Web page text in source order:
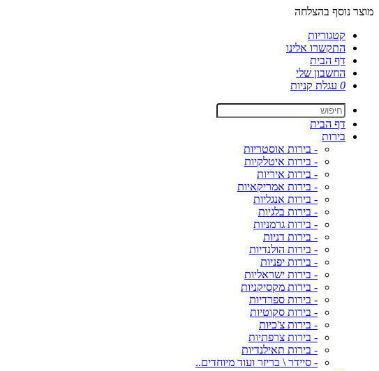
מוצר נוסף בהצלחה
קטגוריות
התקשרו אלינו
דף הבית
החשבון שלי
0 עגלת קניות
דף הבית
בירות
- בירות אוסטריות
- בירות איטלקיות
- בירות איריות
- בירות אמריקאיות
- בירות אנגליות
- בירות בלגיות
- בירות גרמניות
- בירות דניות
- בירות הולנדיות
- בירות יפניות
- בירות ישראליות
- בירות מקסיקניות
- בירות ספרדיות
- בירות סקוטיות
- בירות צ'כיות
- בירות צרפתיות
- בירות תאילנדיות
- סיידר \ בריזר ועוד מיוחדים..